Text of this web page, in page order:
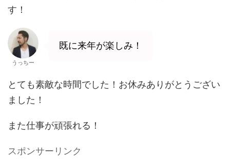
す！
うっちー
既に来年が楽しみ！
とても素敵な時間でした！お休みありがとうござい
ました！
また仕事が頑張れる！
スポンサーリンク